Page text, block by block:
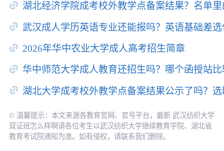
湖北经济学院成考校外教学点备案结果？名单
武汉成人学历英语专业还能报吗？英语基础差
2026年华中农业大学成人高考招生简章
华中师范大学成人教育还招生吗？哪个函授站
湖北大学成考校外教学点备案结果公示了吗？
© 温馨提示：本文来源各教育官网、官号平台，最新 武汉纺织大学
双证班怎么样啊请各位考生以武汉纺织大学继续教育学院、湖北省
教育考试院通知为准。如有侵权，请联系我们删除。